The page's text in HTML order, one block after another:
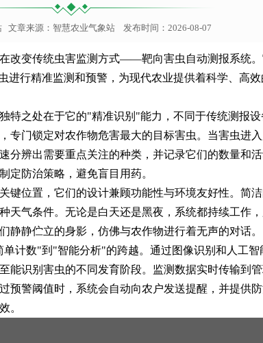
文章来源： 智慧农业气象站发布时间：2026-08-07
改变传统虫害监测方式——靶向害虫自动测报系统
进行精准监测和预警，为现代农业提供着科学、高
特之处在于它的"精准识别"能力，不同于传统测报设
专门锁定对农作物危害最大的目标害虫。当害虫进入
分辨出需要重点关注的种类，并记录它们的数量和
定防治策略，避免盲目用药。
键位置，它们的设计兼顾功能性与环境友好性。简
天气条件。无论是白天还是黑夜，系统都持续工作
静静伫立的身影，仿佛与农作物进行着无声的对话。
计数"到"智能分析"的跨越。通过图像识别和人工智
能识别害虫的不同发育阶段。监测数据实时传输到
预警阈值时，系统会自动向农户发送提醒，并提供
。